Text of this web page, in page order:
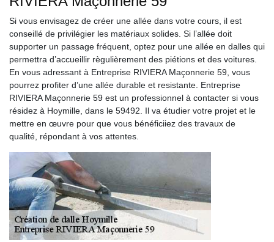
Si vous envisagez de créer une allée dans votre cours, il est
conseillé de privilégier les matériaux solides. Si l’allée doit
supporter un passage fréquent, optez pour une allée en dalles qui
permettra d’accueillir règulièrement des piétions et des voitures.
En vous adressant à Entreprise RIVIERA Maçonnerie 59, vous
pourrez profiter d’une allée durable et resistante. Entreprise
RIVIERA Maçonnerie 59 est un professionnel à contacter si vous
résidez à Hoymille, dans le 59492. Il va étudier votre projet et le
mettre en œuvre pour que vous bénéficiiez des travaux de
qualité, répondant à vos attentes.